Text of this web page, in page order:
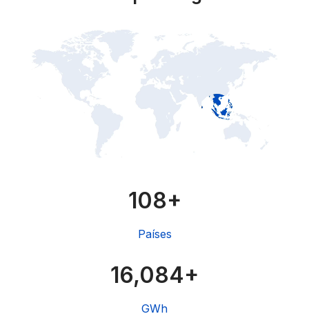
108+
Países
16,084+
GWh